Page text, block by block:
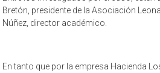
Bretón, presidente de la Asociación
Núñez, director académico.
En tanto que por la empresa Hacienda